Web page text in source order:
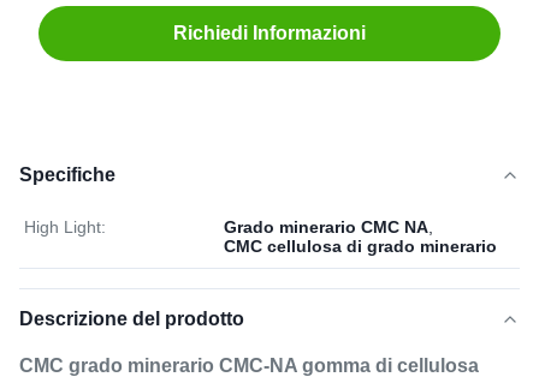
Richiedi Informazioni
Specifiche
High Light: Grado minerario CMC NA
CMC cellulosa di grado minerario
Descrizione del prodotto
CMC grado minerario CMC-NA gomma di cellulosa